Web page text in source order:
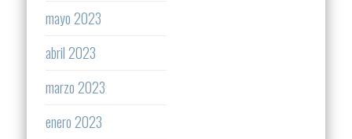
mayo 2023
abril 2023
marzo 2023
enero 2023